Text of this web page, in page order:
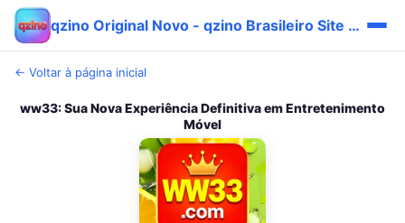
qzino Original Novo - qzino Brasileiro Site Fácil 🔥
← Voltar à página inicial
ww33: Sua Nova Experiência Definitiva em Entretenimento
Móvel